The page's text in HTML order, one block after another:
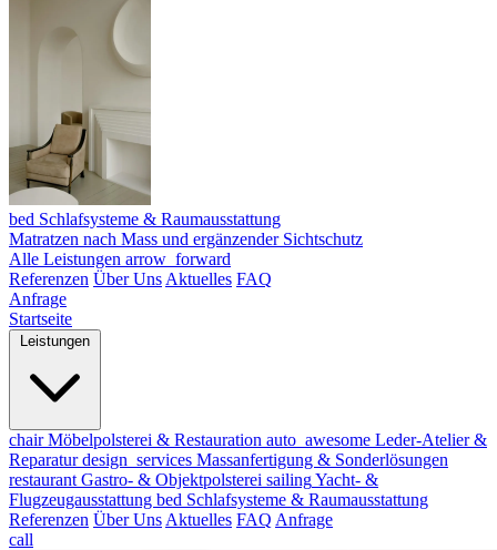
bed Schlafsysteme & Raumausstattung
Matratzen nach Mass und ergänzender Sichtschutz
Alle Leistungen arrow_forward
Referenzen Über Uns Aktuelles FAQ
Anfrage
Startseite
chairMöbelpolsterei & Restauration auto_awesome Leder-Atelier &
Reparaturdesign_services Massanfertigung & Sonderlösungen
restaurant Gastro- & Objektpolsterei sailingYacht- &
Flugzeugausstattung bed Schlafsysteme & Raumausstattung
Referenzen Über Uns Aktuelles FAQ Anfrage
call